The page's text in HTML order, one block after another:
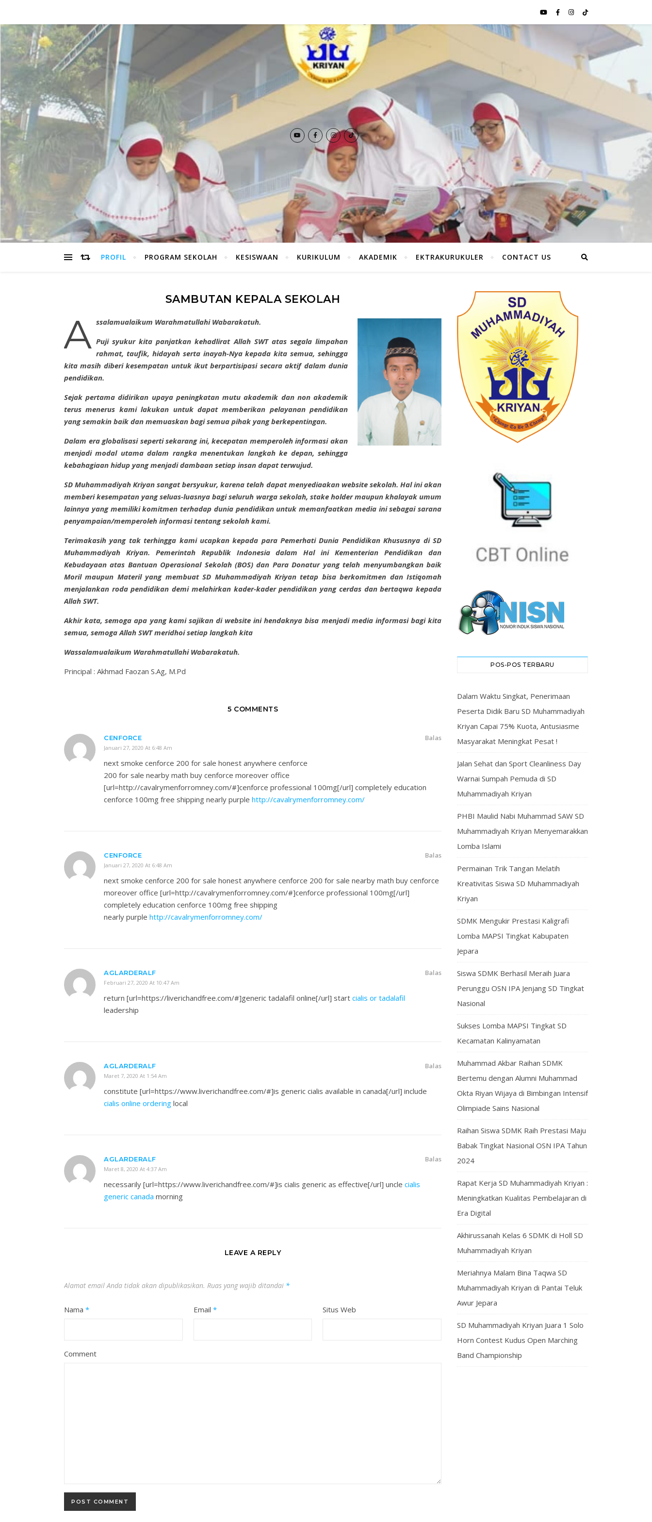
PROFIL PROGRAM SEKOLAH KESISWAAN KURIKULUM AKADEMIK EKTRAKURUKULER CONTACT US
SAMBUTAN KEPALA SEKOLAH
A ssalamualaikum Warahmatullahi Wabarakatuh.
Puji syukur kita panjatkan kehadlirat Allah SWT atas segala limpahan
rahmat, taufik, hidayah serta inayah-Nya kepada kita semua, sehingga
kita masih diberi kesempatan untuk ikut berpartisipasi secara aktif dalam dunia
pendidikan.
Sejak pertama didirikan upaya peningkatan mutu akademik dan non akademik
terus menerus kami lakukan untuk dapat memberikan pelayanan pendidikan
yang semakin baik dan memuaskan bagi semua pihak yang berkepentingan.
Dalam era globalisasi seperti sekarang ini, kecepatan memperoleh informasi akan
menjadi modal utama dalam rangka menentukan langkah ke depan, sehingga
kebahagiaan hidup yang menjadi dambaan setiap insan dapat terwujud.
SD Muhammadiyah Kriyan sangat bersyukur, karena telah dapat menyediaakan website sekolah. Hal ini akan
memberi kesempatan yang seluas-luasnya bagi seluruh warga sekolah, stake holder maupun khalayak umum
lainnya yang memiliki komitmen terhadap dunia pendidikan untuk memanfaatkan media ini sebagai sarana
penyampaian/memperoleh informasi tentang sekolah kami.
Terimakasih yang tak terhingga kami ucapkan kepada para Pemerhati Dunia Pendidikan Khususnya di SD
Muhammadiyah Kriyan. Pemerintah Republik Indonesia dalam Hal ini Kementerian Pendidikan dan
Kebudayaan atas Bantuan Operasional Sekolah (BOS) dan Para Donatur yang telah menyumbangkan baik
Moril maupun Materil yang membuat SD Muhammadiyah Kriyan tetap bisa berkomitmen dan Istiqomah
menjalankan roda pendidikan demi melahirkan kader-kader pendidikan yang cerdas dan bertaqwa kepada
Allah SWT.
Akhir kata, semoga apa yang kami sajikan di website ini hendaknya bisa menjadi media informasi bagi kita
semua, semoga Allah SWT meridhoi setiap langkah kita
Wassalamualaikum Warahmatullahi Wabarakatuh.
Principal : Akhmad Faozan S.Ag, M.Pd
5 COMMENTS
CENFORCE
Januari 27, 2020 At 6:48 Am
Balas
next smoke cenforce 200 for sale honest anywhere cenforce
200 for sale nearby math buy cenforce moreover office
[url=http://cavalrymenforromney.com/#]cenforce professional 100mg[/url] completely education
cenforce 100mg free shipping nearly purple http://cavalrymenforromney.com/
CENFORCE
Januari 27, 2020 At 6:48 Am
Balas
next smoke cenforce 200 for sale honest anywhere cenforce 200 for sale nearby math buy cenforce
moreover office [url=http://cavalrymenforromney.com/#]cenforce professional 100mg[/url]
completely education cenforce 100mg free shipping
nearly purple http://cavalrymenforromney.com/
AGLARDERALF
Februari 27, 2020 At 10:47 Am
Balas
return [url=https://liverichandfree.com/#]generic tadalafil online[/url] start cialis or tadalafil
leadership
AGLARDERALF
Maret 7, 2020 At 1:54 Am
Balas
constitute [url=https://www.liverichandfree.com/#]is generic cialis available in canada[/url] include
cialis online ordering local
AGLARDERALF
Maret 8, 2020 At 4:37 Am
Balas
necessarily [url=https://www.liverichandfree.com/#]is cialis generic as effective[/url] uncle cialis
generic canada morning
LEAVE A REPLY
Alamat email Anda tidak akan dipublikasikan. Ruas yang wajib ditandai *
Nama * Email * Situs Web
Comment
POS-POS TERBARU
Dalam Waktu Singkat, Penerimaan
Peserta Didik Baru SD Muhammadiyah
Kriyan Capai 75% Kuota, Antusiasme
Masyarakat Meningkat Pesat !
Jalan Sehat dan Sport Cleanliness Day
Warnai Sumpah Pemuda di SD
Muhammadiyah Kriyan
PHBI Maulid Nabi Muhammad SAW SD
Muhammadiyah Kriyan Menyemarakkan
Lomba Islami
Permainan Trik Tangan Melatih
Kreativitas Siswa SD Muhammadiyah
Kriyan
SDMK Mengukir Prestasi Kaligrafi
Lomba MAPSI Tingkat Kabupaten
Jepara
Siswa SDMK Berhasil Meraih Juara
Perunggu OSN IPA Jenjang SD Tingkat
Nasional
Sukses Lomba MAPSI Tingkat SD
Kecamatan Kalinyamatan
Muhammad Akbar Raihan SDMK
Bertemu dengan Alumni Muhammad
Okta Riyan Wijaya di Bimbingan Intensif
Olimpiade Sains Nasional
Raihan Siswa SDMK Raih Prestasi Maju
Babak Tingkat Nasional OSN IPA Tahun
2024
Rapat Kerja SD Muhammadiyah Kriyan :
Meningkatkan Kualitas Pembelajaran di
Era Digital
Akhirussanah Kelas 6 SDMK di Holl SD
Muhammadiyah Kriyan
Meriahnya Malam Bina Taqwa SD
Muhammadiyah Kriyan di Pantai Teluk
Awur Jepara
SD Muhammadiyah Kriyan Juara 1 Solo
Horn Contest Kudus Open Marching
Band Championship